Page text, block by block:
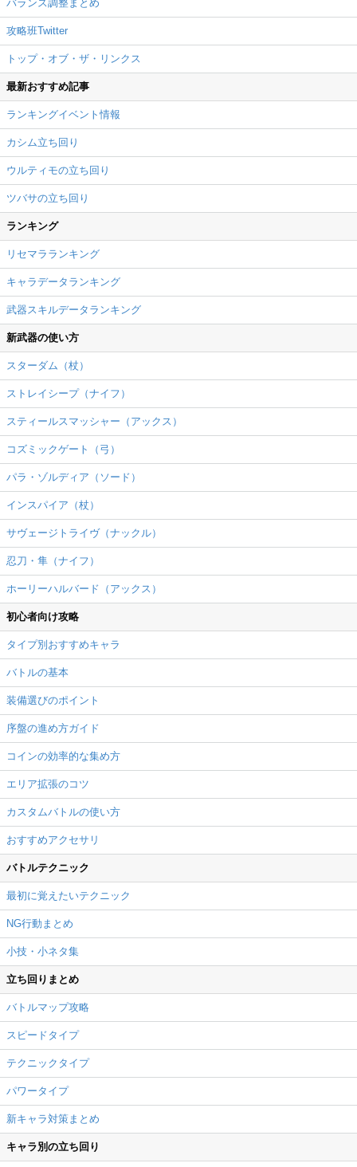
バランス調整まとめ
攻略班Twitter
トップ・オブ・ザ・リンクス
最新おすすめ記事
ランキングイベント情報
カシム立ち回り
ウルティモの立ち回り
ツバサの立ち回り
ランキング
リセマラランキング
キャラデータランキング
武器スキルデータランキング
新武器の使い方
スターダム（杖）
ストレイシープ（ナイフ）
スティールスマッシャー（アックス）
コズミックゲート（弓）
パラ・ゾルディア（ソード）
インスパイア（杖）
サヴェージトライヴ（ナックル）
忍刀・隼（ナイフ）
ホーリーハルバード（アックス）
初心者向け攻略
タイプ別おすすめキャラ
バトルの基本
装備選びのポイント
序盤の進め方ガイド
コインの効率的な集め方
エリア拡張のコツ
カスタムバトルの使い方
おすすめアクセサリ
バトルテクニック
最初に覚えたいテクニック
NG行動まとめ
小技・小ネタ集
立ち回りまとめ
バトルマップ攻略
スピードタイプ
テクニックタイプ
パワータイプ
新キャラ対策まとめ
キャラ別の立ち回り